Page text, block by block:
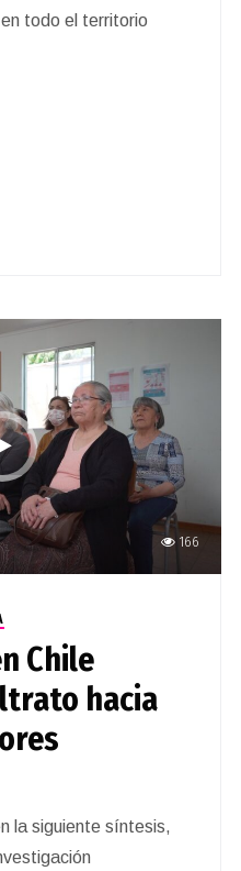
todo el territorio
166
Chile
hacia
la siguiente síntesis,